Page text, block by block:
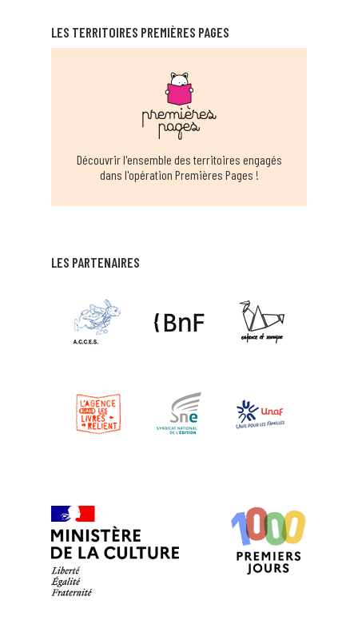
EN SAVOIR PLUS
MÉDIATHÈQUE DE BOURG MADAME
BOURG MADAME
CABESTANY
EN SAVOIR PLUS
CABESTANY
EN SAVOIR PLUS
EN SAVOIR PLUS
MÉDIATHÈQUE DE CAUDIÈS DE
FENOUILLÈDES
CAUDIES DE FENOUILLEDES
LES PARTENAIRES
LES TERRITOIRES PREMIÈRES PAGES
Découvrir l'ensemble des territoires engagés
dans l'opération Premières Pages !